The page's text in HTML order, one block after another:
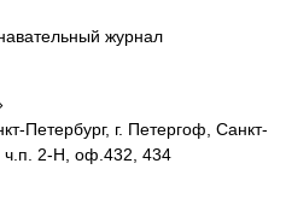
журнал
Петербург, г. Петергоф, Санкт-
ч.п. 2-Н, оф.432, 434